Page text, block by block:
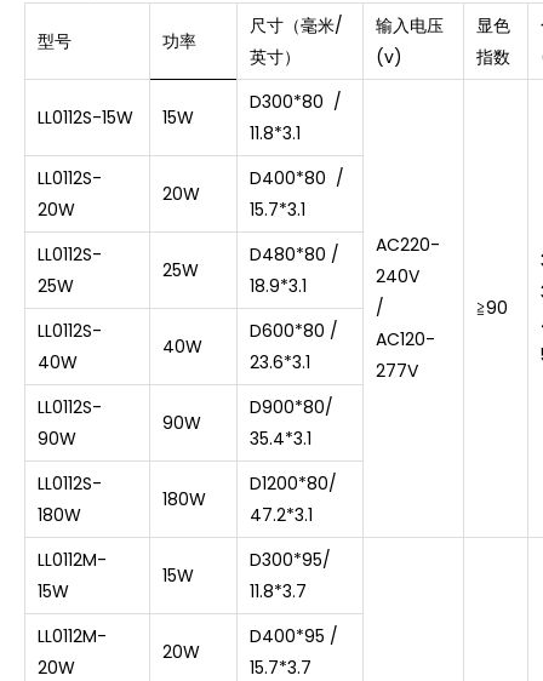
型号 功率
尺寸（毫米/
英寸）
输入电压
(v)
显色
指数
LL0112S-15W 15W
D300*80 /
11.8*3.1
AC220-
240V
/
AC120-
277V
≧90
LL0112S-
20W
20W
D400*80 /
15.7*3.1
LL0112S-
25W
25W
D480*80 /
18.9*3.1
LL0112S-
40W
40W
D600*80 /
23.6*3.1
LL0112S-
90W
90W
D900*80/
35.4*3.1
LL0112S-
180W
180W
D1200*80/
47.2*3.1
LL0112M-
15W
15W
D300*95/
11.8*3.7
LL0112M-
20W
20W
D400*95 /
15.7*3.7